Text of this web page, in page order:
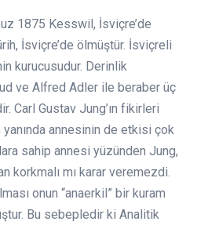
1875 Kesswil, İsviçre’de
İsviçre’de ölmüştür. İsviçreli
kurucusudur. Derinlik
ve Alfred Adler ile beraber üç
Carl Gustav Jung’ın fikirleri
yanında annesinin de etkisi çok
sahip annesi yüzünden Jung,
korkmalı mı karar veremezdi.
onun “anaerkil” bir kuram
Bu sebepledir ki Analitik